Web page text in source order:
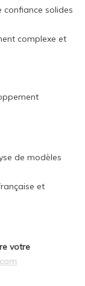
solides
complexe et
de modèles
et
votre